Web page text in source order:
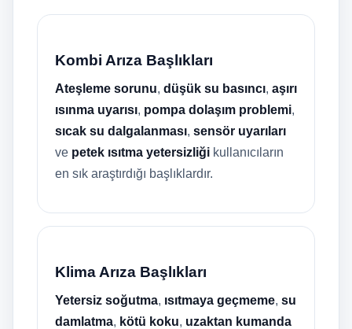
Kombi Arıza Başlıkları
Ateşleme sorunu, düşük su basıncı, aşırı
ısınma uyarısı, pompa dolaşım problemi,
sıcak su dalgalanması, sensör uyarıları
ve petek ısıtma yetersizliği kullanıcıların
en sık araştırdığı başlıklardır.
Klima Arıza Başlıkları
Yetersiz soğutma, ısıtmaya geçmeme, su
damlatma, kötü koku, uzaktan kumanda